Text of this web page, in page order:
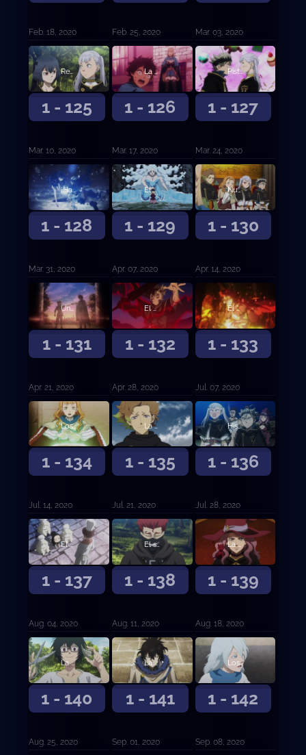
Feb. 18, 2020 Feb. 25, 2020 Mar. 03, 2020
1 - 125
Regreso a casa
Mar. 10, 2020
1 - 126
La confesión de la Rosa Azul
Mar. 17, 2020
1 - 127
Pistas
Mar. 24, 2020
1 - 128
¡Hacia el Reino del Corazón!
Mar. 31, 2020
1 - 129
El diablo Megicula
Apr. 07, 2020
1 - 130
Nueva reunión de capitanes de orden
Apr. 14, 2020
1 - 131
Una nueva determinación
Apr. 21, 2020
1 - 132
El despertar del león
Apr. 28, 2020
1 - 133
El despertar del león (continuación)
Jul. 07, 2020
1 - 134
Los convocados
Jul. 14, 2020
1 - 135
La persona en mi corazón, mi corazón, mi corazón
Jul. 21, 2020
1 - 136
Historia submarina oscura
Jul. 28, 2020
1 - 137
El hambre centenaria de Charmy y la soledad milenaria de Gordon
Aug. 04, 2020
1 - 138
El sucesor de Zara
Aug. 11, 2020
1 - 139
La bruja vuelve a casa
Aug. 18, 2020
1 - 140
La petición de Julius
Aug. 25, 2020
1 - 141
La familia dorada
Sep. 01, 2020
1 - 142
Los que se quedaron atrás
Sep. 08, 2020